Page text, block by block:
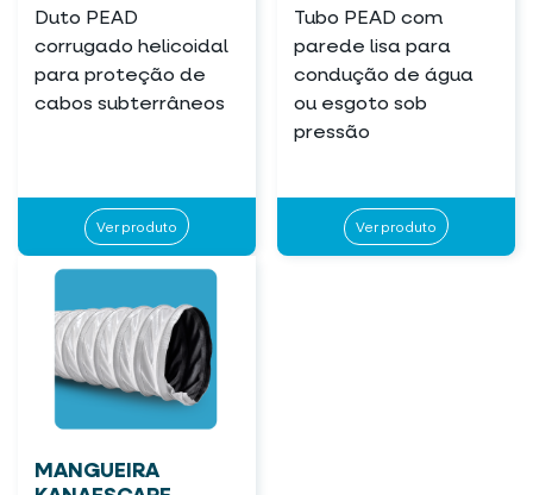
Duto PEAD
corrugado helicoidal
para proteção de
cabos subterrâneos
Ver produto
Tubo PEAD com
parede lisa para
condução de água
ou esgoto sob
pressão
Ver produto
MANGUEIRA